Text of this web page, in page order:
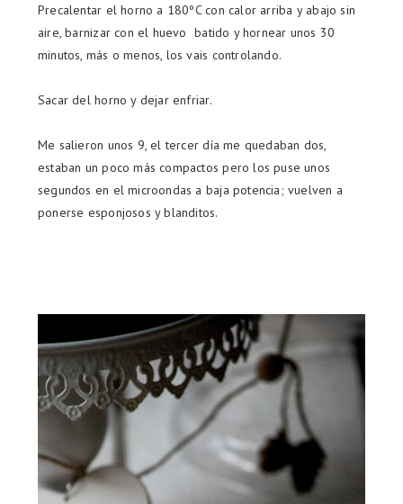
Precalentar el horno a 180ºC con calor arriba y abajo sin
aire, barnizar con el huevo batido y hornear unos 30
minutos, más o menos, los vais controlando.
Sacar del horno y dejar enfriar.
Me salieron unos 9, el tercer día me quedaban dos,
estaban un poco más compactos pero los puse unos
segundos en el microondas a baja potencia; vuelven a
ponerse esponjosos y blanditos.